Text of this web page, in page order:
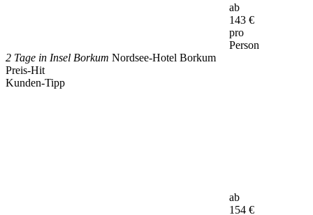
ab
143 €
pro
Person
2 Tage in Insel Borkum Nordsee-Hotel Borkum
Preis-Hit
Kunden-Tipp
ab
154 €